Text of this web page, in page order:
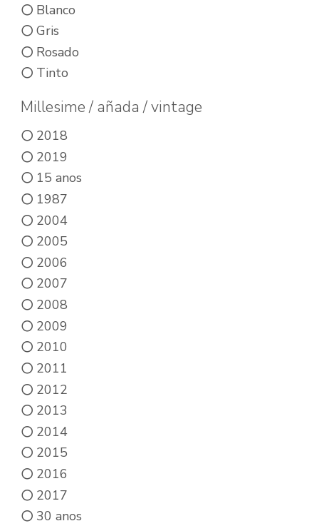
Blanco
Gris
Rosado
Tinto
Millesime / añada / vintage
2018
2019
15 anos
1987
2004
2005
2006
2007
2008
2009
2010
2011
2012
2013
2014
2015
2016
2017
30 anos